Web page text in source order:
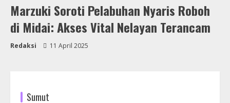
Marzuki Soroti Pelabuhan Nyaris Roboh
di Midai: Akses Vital Nelayan Terancam
Redaksi 11 April 2025
Sumut